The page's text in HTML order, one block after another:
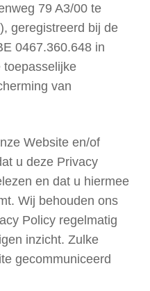
79 A3/00 te
geregistreerd bij de
0467.360.648 in
toepasselijke
van
Website en/of
u deze Privacy
en dat u hiermee
Wij behouden ons
Policy regelmatig
inzicht. Zulke
gecommuniceerd